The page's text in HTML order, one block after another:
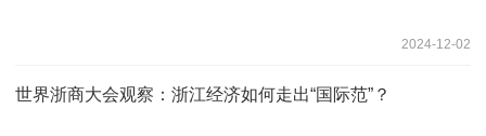
2024-12-02
世界浙商大会观察：浙江经济如何走出“国际范”？